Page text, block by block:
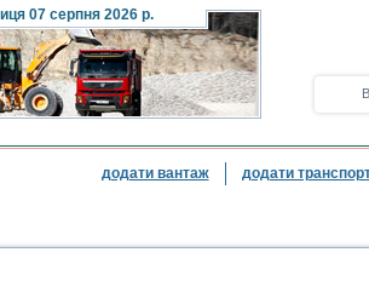
07 серпня 2026 р.
додати вантаж додати